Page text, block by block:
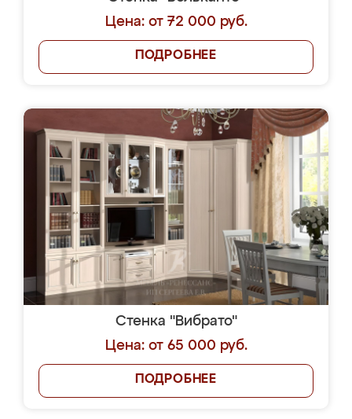
Цена: от 72 000 руб.
ПОДРОБНЕЕ
Стенка "Вибрато"
Цена: от 65 000 руб.
ПОДРОБНЕЕ